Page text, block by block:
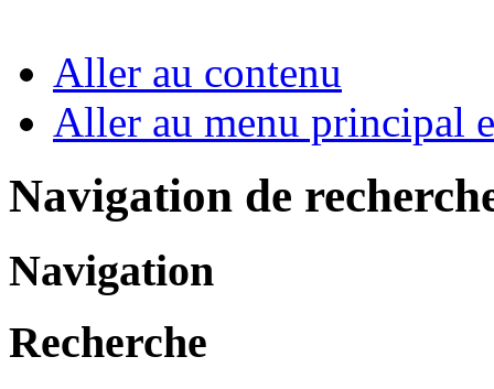
Aller au contenu
Aller au menu principal
Navigation de
Navigation
Recherche